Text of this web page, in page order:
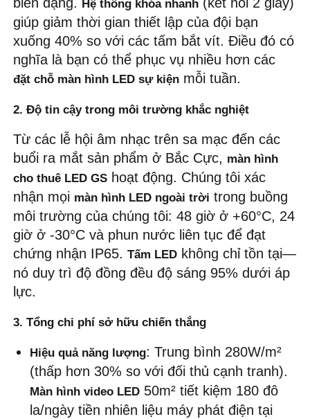
Hệ thống khóa nhanh
giúp giảm thời gian thiết lập của đội bạn
xuống 40% so với các tấm bắt vít. Điều đó có
đặt chỗ màn hình LED sự kiện mỗi tuần.
2. Độ tin cậy trong môi trường khắc nghiệt
Từ các lễ hội âm nhạc trên sa mạc đến các
buổi ra mắt sản phẩm ở Bắc Cực, màn hình
cho thuê LED GS hoạt động. Chúng tôi xác
nhận mọi màn hình LED ngoài trời trong buồng
môi trường của chúng tôi: 48 giờ ở +60°C, 24
giờ ở -30°C và phun nước liên tục để đạt
chứng nhận IP65. Tấm LED không chỉ tồn tại—
nó duy trì độ đồng đều độ sáng 95% dưới áp
lực.
3. Tổng chi phí sở hữu chiến thắng
Hiệu quả năng lượng: Trung bình 280W/m²
Màn hình video LED 50m² tiết kiệm 180 đô
la/ngày tiền nhiên liệu máy phát điện tại